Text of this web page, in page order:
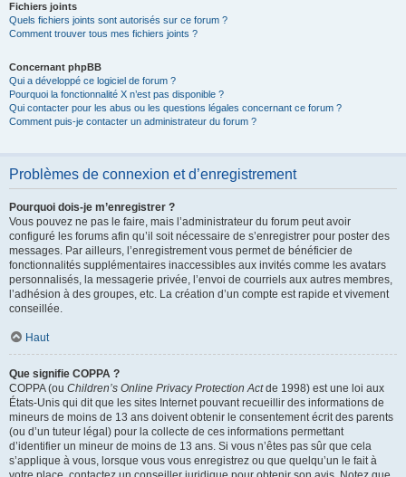
Fichiers joints
Quels fichiers joints sont autorisés sur ce forum ?
Comment trouver tous mes fichiers joints ?
Concernant phpBB
Qui a développé ce logiciel de forum ?
Pourquoi la fonctionnalité X n’est pas disponible ?
Qui contacter pour les abus ou les questions légales concernant ce forum ?
Comment puis-je contacter un administrateur du forum ?
Problèmes de connexion et d’enregistrement
Pourquoi dois-je m’enregistrer ?
Vous pouvez ne pas le faire, mais l’administrateur du forum peut avoir
configuré les forums afin qu’il soit nécessaire de s’enregistrer pour poster des
messages. Par ailleurs, l’enregistrement vous permet de bénéficier de
fonctionnalités supplémentaires inaccessibles aux invités comme les avatars
personnalisés, la messagerie privée, l’envoi de courriels aux autres membres,
l’adhésion à des groupes, etc. La création d’un compte est rapide et vivement
conseillée.
Haut
Que signifie COPPA ?
COPPA (ou Children’s Online Privacy Protection Actde 1998) est une loi aux
États-Unis qui dit que les sites Internet pouvant recueillir des informations de
mineurs de moins de 13 ans doivent obtenir le consentement écrit des parents
(ou d’un tuteur légal) pour la collecte de ces informations permettant
d’identifier un mineur de moins de 13 ans. Si vous n’êtes pas sûr que cela
s’applique à vous, lorsque vous vous enregistrez ou que quelqu’un le fait à